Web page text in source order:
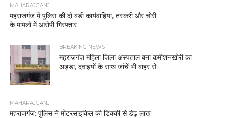
MAHARAJGANJ
महराजगंज में पुलिस की दो बड़ी कार्यवाहियां, तस्करी और चोरी
के मामलों में आरोपी गिरफ्तार
BREAKING NEWS
महराजगंज महिला जिला अस्पताल बना कमीशनखोरी का
अड्डा, दवाइयों के साथ जांचें भी बाहर से
MAHARAJGANJ
महराजगंज: पुलिस ने मोटरसाइकिल की डिक्की से डेढ़ लाख